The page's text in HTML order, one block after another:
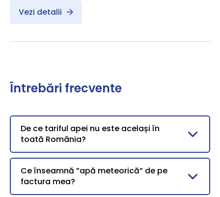
Vezi detalii
Întrebări frecvente
De ce tariful apei nu este același în
toată România?
Ce înseamnă ”apă meteorică” de pe
factura mea?